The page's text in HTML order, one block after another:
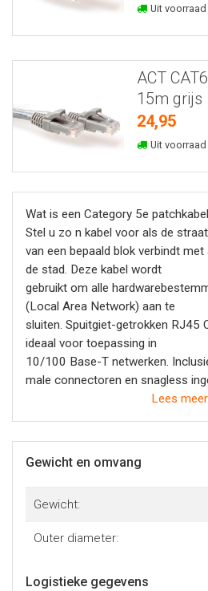
Uit
ACT
15m grijs
24,95
Uit
Wat is een Category 5e
Stel u zo n kabel voor als de
van een bepaald blok verbindt
de stad. Deze kabel wordt
gebruikt om alle
(Local Area Network) aan te
sluiten. Spuitgiet-getrokken RJ45
ideaal voor toepassing in
10/100 Base-T netwerken.
male connectoren en snagless
een signaaloverdracht zonder ruis
- Nauwkeurig geperste
- Overtreft de prestatievereisten
Lees meer
Gewicht en omvang
Gewicht:
Outer diameter:
Logistieke gegevens